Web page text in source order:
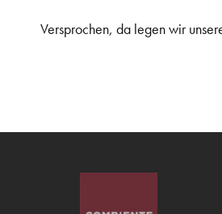
Versprochen, da legen wir